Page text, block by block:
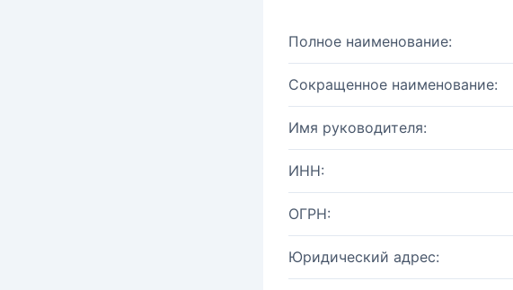
Полное наименование:
Сокращенное наименование:
Имя руководителя:
ИНН:
ОГРН:
Юридический адрес: